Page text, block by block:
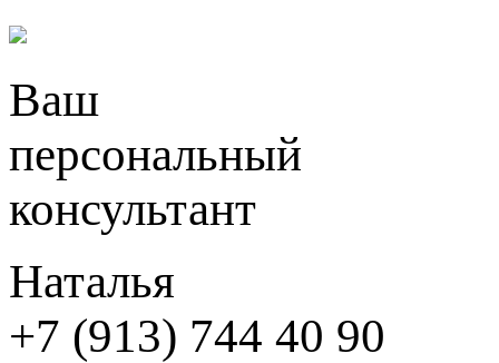
Ваш
персональный
консультант
Наталья
+7 (913) 744 40 90